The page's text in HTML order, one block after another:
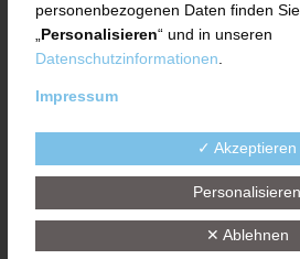
Gesellschafter Peter J.
„come-together“ auf
der UTH GmbH im
wurden die Verdienste
Jubilare gewürdigt.
Ganz im Sinne
personenbezogenen Daten finden
„Personalisieren“ und in unseren
Datenschutzinformationen.
Impressum
✓ Akzeptieren
Personalisieren
✕ Ablehnen